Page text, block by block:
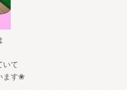
いて
ます❀